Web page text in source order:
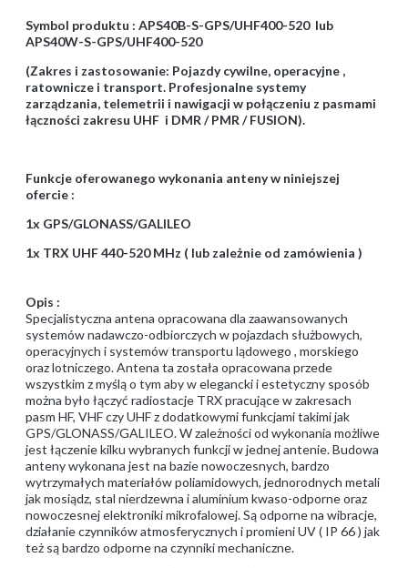
Symbol produktu : APS40B-S-GPS/UHF400-520 lub
APS40W-S-GPS/UHF400-520
(Zakres i zastosowanie: Pojazdy cywilne, operacyjne ,
ratownicze i transport. Profesjonalne systemy
zarządzania, telemetrii i nawigacji w połączeniu z pasmami
łączności zakresu UHF i DMR / PMR / FUSION).
Funkcje oferowanego wykonania anteny w niniejszej
ofercie :
1x GPS/GLONASS/GALILEO
1x TRX UHF 440-520 MHz ( lub zależnie od zamówienia )
Opis :
Specjalistyczna antena opracowana dla zaawansowanych
systemów nadawczo-odbiorczych w pojazdach służbowych,
operacyjnych i systemów transportu lądowego , morskiego
oraz lotniczego. Antena ta została opracowana przede
wszystkim z myślą o tym aby w elegancki i estetyczny sposób
można było łączyć radiostacje TRX pracujące w zakresach
pasm HF, VHF czy UHF z dodatkowymi funkcjami takimi jak
GPS/GLONASS/GALILEO. W zależności od wykonania możliwe
jest łączenie kilku wybranych funkcji w jednej antenie. Budowa
anteny wykonana jest na bazie nowoczesnych, bardzo
wytrzymałych materiałów poliamidowych, jednorodnych metali
jak mosiądz, stal nierdzewna i aluminium kwaso-odporne oraz
nowoczesnej elektroniki mikrofalowej. Są odporne na wibracje,
działanie czynników atmosferycznych i promieni UV ( IP 66 ) jak
też są bardzo odporne na czynniki mechaniczne.